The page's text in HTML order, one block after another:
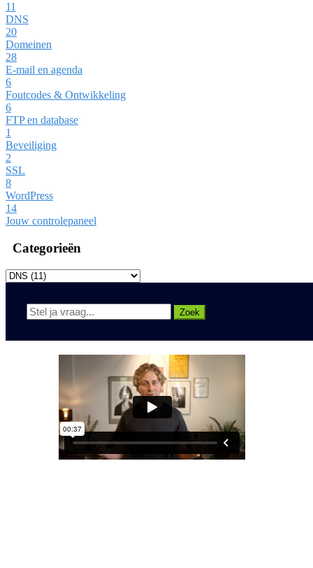
11
DNS
20
Domeinen
28
E-mail en agenda
6
Foutcodes & Ontwikkeling
6
FTP en database
1
Beveiliging
2
SSL
8
WordPress
14
Jouw controlepaneel
Categorieën